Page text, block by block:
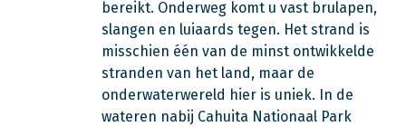
bereikt. Onderweg komt u vast brulapen,
slangen en luiaards tegen. Het strand is
misschien één van de minst ontwikkelde
stranden van het land, maar de
onderwaterwereld hier is uniek. In de
wateren nabij Cahuita Nationaal Park